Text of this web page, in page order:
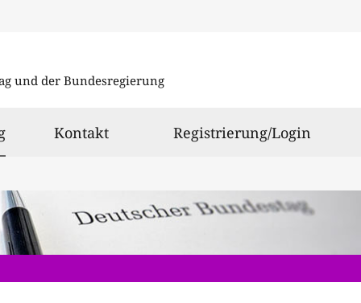
und der Bundesregierung
ausgewählt
Kontakt Registrierung/Login